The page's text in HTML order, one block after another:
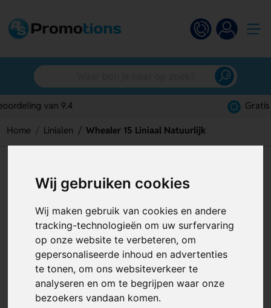
Wij gebruiken cookies
Wij maken gebruik van cookies en andere
tracking-technologieën om uw surfervaring
op onze website te verbeteren, om
gepersonaliseerde inhoud en advertenties
te tonen, om ons websiteverkeer te
analyseren en om te begrijpen waar onze
bezoekers vandaan komen.
Home Linialen Whealer 15 Liniaal Natuurlijk
Whealer 15 Liniaal Natuurlijk
Artikelnummer:125446